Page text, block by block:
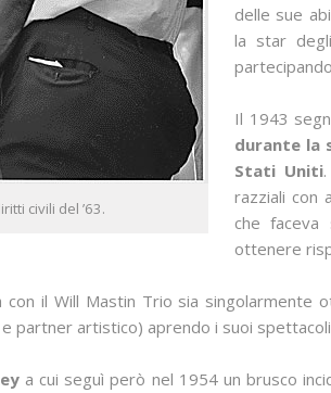
civili del ’63.
delle sue
la star
Il 1943
durante la
Stati Uniti
razziali con
che
ottenere
il Will Mastin Trio sia singolarmente
partner artistico) aprendo i suoi
a cui seguì però nel 1954 un brusco